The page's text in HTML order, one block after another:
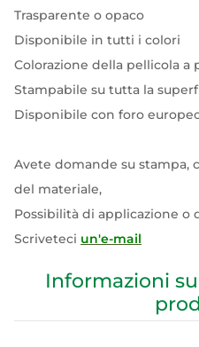
Trasparente o opaco
Disponibile in tutti i colori
Colorazione della pellicola a
Stampabile su tutta la
Disponibile con foro
Avete domande su stampa,
del materiale,
Possibilità di applicazione o
Scriveteci un'e-mail
Informazioni